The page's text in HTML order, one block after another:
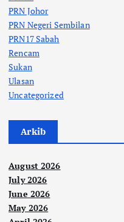
PRN Johor
PRN Negeri Sembilan
PRN17 Sabah
Rencam
Sukan
Ulasan
Uncategorized
Arkib
August 2026
July 2026
June 2026
May 2026